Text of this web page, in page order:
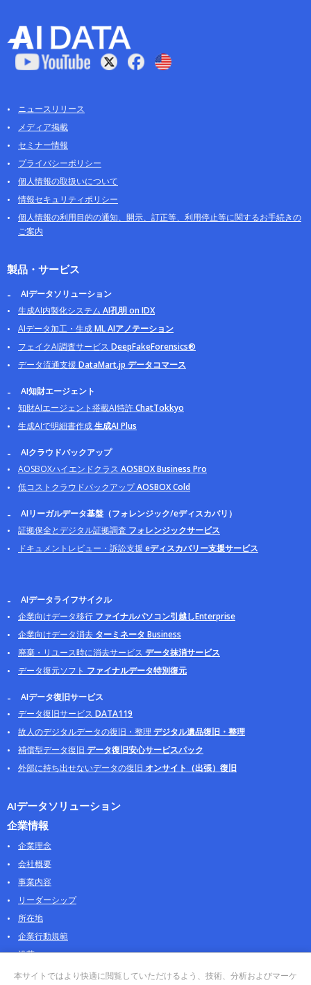
ニュースリリース
メディア掲載
セミナー情報
プライバシーポリシー
個人情報の取扱いについて
情報セキュリティポリシー
個人情報の利用目的の通知、開示、訂正等、利用停止等に関するお手続きの
ご案内
製品・サービス
AIデータソリューション
生成AI内製化システム AI孔明 on IDX
AIデータ加工・生成ML AIアノテーション
フェイクAI調査サービス DeepFakeForensics®
データ流通支援 DataMart.jp データコマース
AI知財エージェント
知財AIエージェント搭載AI特許ChatTokkyo
生成AIで明細書作成生成AI Plus
AIクラウドバックアップ
AOSBOXハイエンドクラス AOSBOX Business Pro
低コストクラウドバックアップAOSBOX Cold
AIリーガルデータ基盤（フォレンジック/eディスカバリ）
証拠保全とデジタル証拠調査 フォレンジックサービス
ドキュメントレビュー・訴訟支援 eディスカバリー支援サービス
AIデータライフサイクル
企業向けデータ移行 ファイナルパソコン引越しEnterprise
企業向けデータ消去 ターミネータ Business
廃棄・リユース時に消去サービス データ抹消サービス
データ復元ソフト ファイナルデータ特別復元
AIデータ復旧サービス
データ復旧サービス DATA119
故人のデジタルデータの復旧・整理 デジタル遺品復旧・整理
補償型データ復旧 データ復旧安心サービスパック
外部に持ち出せないデータの復旧 オンサイト（出張）復旧
AIデータソリューション
企業情報
企業理念
会社概要
事業内容
リーダーシップ
所在地
企業行動規範
沿革
採用情報
本サイトではより快適に閲覧していただけるよう、技術、分析およびマーケ